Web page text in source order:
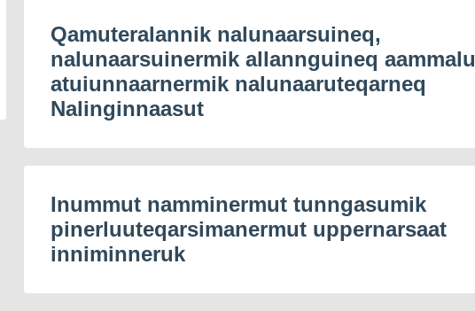
Qamuteralannik nalunaarsuineq,
nalunaarsuinermik allannguineq aammalu
atuiunnaarnermik nalunaaruteqarneq
Nalinginnaasut
Inummut namminermut tunngasumik
pinerluuteqarsimanermut uppernarsaat
inniminneruk